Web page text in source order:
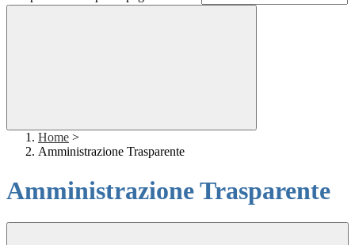
Home >
Amministrazione Trasparente
Amministrazione Trasparente